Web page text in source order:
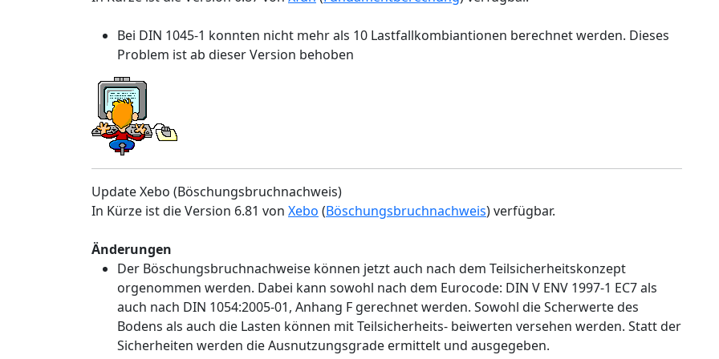
Bei DIN 1045-1 konnten nicht mehr als 10 Lastfallkombiantionen berechnet werden. Dieses
Problem ist ab dieser Version behoben
Update Xebo (Böschungsbruchnachweis)
In Kürze ist die Version 6.81 von Xebo (Böschungsbruchnachweis) verfügbar.
Änderungen
Der Böschungsbruchnachweise können jetzt auch nach dem Teilsicherheitskonzept
orgenommen werden. Dabei kann sowohl nach dem Eurocode: DIN V ENV 1997-1 EC7 als
auch nach DIN 1054:2005-01, Anhang F gerechnet werden. Sowohl die Scherwerte des
Bodens als auch die Lasten können mit Teilsicherheits- beiwerten versehen werden. Statt der
Sicherheiten werden die Ausnutzungsgrade ermittelt und ausgegeben.